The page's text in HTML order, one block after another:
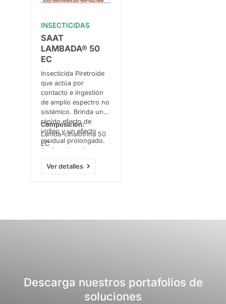
INSECTICIDAS
SAAT
LAMBADA® 50
EC
Insecticida Piretroide
que actúa por
contacto e ingestión
de amplio espectro no
sistémico. Brinda un
rápido efecto de
volteo y un efecto
residual prolongado.
Actúa sobre el
sistema nervioso del
insecto, causando la
Composición:
Lamda-cihalotrina 50
EC
Ver detalles
Descarga nuestros portafolios de
soluciones